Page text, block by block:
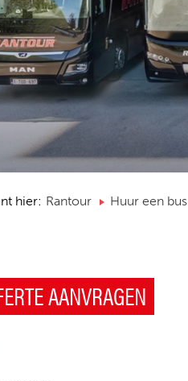
hier: Rantour Huur een bus
AANVRAGEN